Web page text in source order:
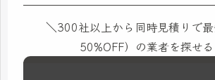
＼300社以上から同時見積りで
50%OFF）の業者を探せ